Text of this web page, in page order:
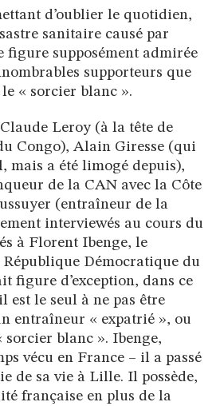
d’oublier le quotidien,
sanitaire causé par
figure supposément admirée
supporteurs que
« sorcier blanc ».
Leroy (à la tête de
Congo), Alain Giresse (qui
mais a été limogé depuis),
de la CAN avec la Côte
(entraîneur de la
interviewés au cours du
à Florent Ibenge, le
Démocratique du
figure d’exception, dans ce
est le seul à ne pas être
entraîneur « expatrié », ou
sorcier blanc ». Ibenge,
vécu en France – il a passé
de sa vie à Lille. Il possède,
française en plus de la